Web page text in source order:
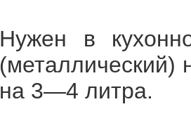
Нужен в
(металлический)
на 3—4 литра.